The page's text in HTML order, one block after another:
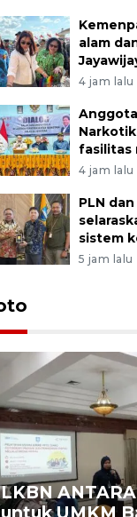
alam
4 jam lalu
Anggota
fasilitas
4 jam lalu
PLN
sistem
5 jam lalu
LKBN